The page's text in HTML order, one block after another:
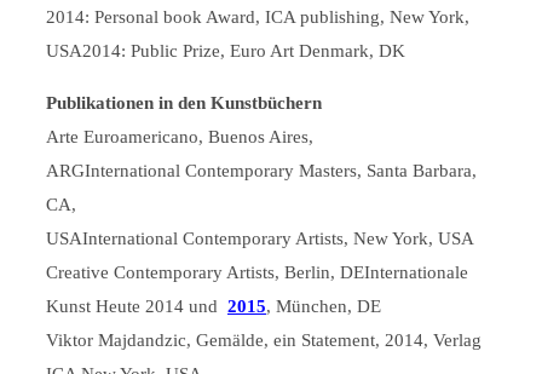
2014: Personal book Award, ICA publishing, New York,
USA2014: Public Prize, Euro Art Denmark, DK
Publikationen in den Kunstbüchern
Arte Euroamericano, Buenos Aires,
ARGInternational Contemporary Masters, Santa Barbara,
CA,
USAInternational Contemporary Artists, New York, USA
Creative Contemporary Artists, Berlin, DEInternationale
Kunst Heute 2014 und 2015, München, DE
Viktor Majdandzic, Gemälde, ein Statement, 2014, Verlag